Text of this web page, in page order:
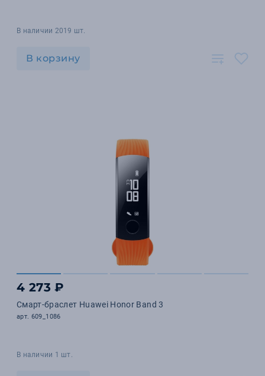
В наличии 2019 шт.
В корзину
4 273 ₽
Смарт-браслет Huawei Honor Band 3
арт. 609_1086
В наличии 1 шт.